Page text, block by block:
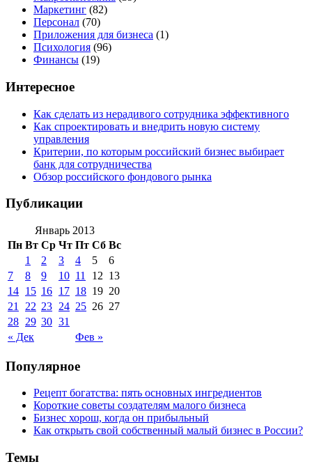
Маркетинг (82)
Персонал (70)
Приложения для бизнеса (1)
Психология (96)
Финансы (19)
Интересное
Как сделать из нерадивого сотрудника эффективного
Как спроектировать и внедрить новую систему
управления
Критерии, по которым российский бизнес выбирает
банк для сотрудничества
Обзор российского фондового рынка
Публикации
Январь 2013
Пн Вт Ср Чт Пт Сб Вс
« Дек Фев »
1 2 3 4 5
6
7
8 9 10 11 12 13
14 15 16 17 18 19 20
21
22 23 24 25 26 27
28 29 30 31
Популярное
Рецепт богатства: пять основных ингредиентов
Короткие советы создателям малого бизнеса
Бизнес хорош, когда он прибыльный
Как открыть свой собственный малый бизнес в России?
Темы